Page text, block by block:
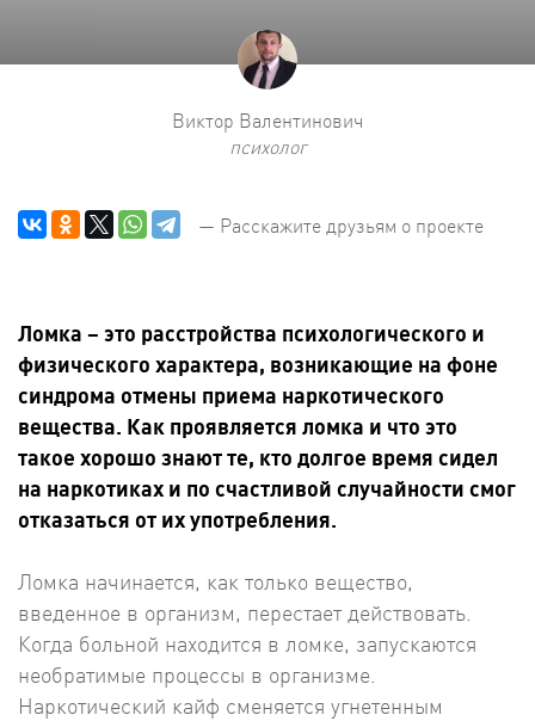
Виктор Валентинович
психолог
— Расскажите друзьям о проекте
Ломка – это расстройства психологического и
физического характера, возникающие на фоне
синдрома отмены приема наркотического
вещества. Как проявляется ломка и что это
такое хорошо знают те, кто долгое время сидел
на наркотиках и по счастливой случайности смог
отказаться от их употребления.
Ломка начинается, как только вещество,
введенное в организм, перестает действовать.
Когда больной находится в ломке, запускаются
необратимые процессы в организме.
Наркотический кайф сменяется угнетенным